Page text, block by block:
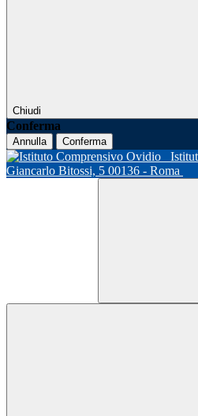
Chiudi
Conferma
Annulla Conferma
Giancarlo Bitossi, 5 00136 - Roma